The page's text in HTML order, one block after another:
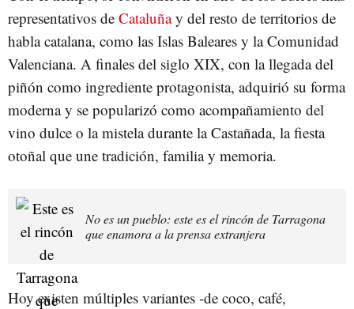
representativos de Cataluñay del resto de territorios de
habla catalana, como las Islas Baleares y la Comunidad
Valenciana. A finales del siglo XIX, con la llegada del
piñón como ingrediente protagonista, adquirió su forma
moderna y se popularizó como acompañamiento del
vino dulce o la mistela durante la Castañada, la fiesta
otoñal que une tradición, familia y memoria.
No es un pueblo: este es el rincón de Tarragona
que enamora a la prensa extranjera
Hoy existen múltiples variantes -de coco, café,